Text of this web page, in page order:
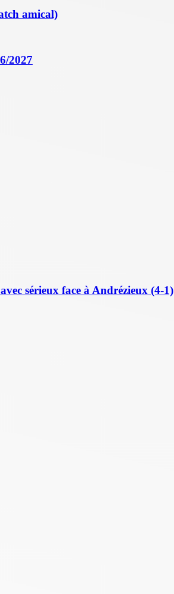
amical)
2027
sérieux face à Andrézieux (4-1)